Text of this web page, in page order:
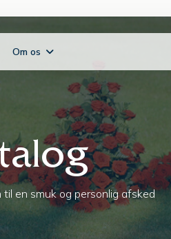
Om os
en smuk og personlig afsked